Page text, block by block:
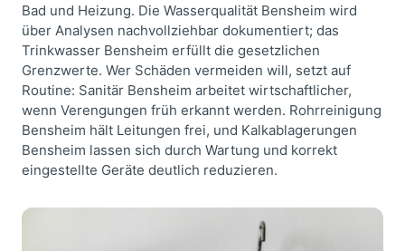
Bad und Heizung. Die Wasserqualität Bensheim wird
über Analysen nachvollziehbar dokumentiert; das
Trinkwasser Bensheim erfüllt die gesetzlichen
Grenzwerte. Wer Schäden vermeiden will, setzt auf
Routine: Sanitär Bensheim arbeitet wirtschaftlicher,
wenn Verengungen früh erkannt werden. Rohrreinigung
Bensheim hält Leitungen frei, und Kalkablagerungen
Bensheim lassen sich durch Wartung und korrekt
eingestellte Geräte deutlich reduzieren.